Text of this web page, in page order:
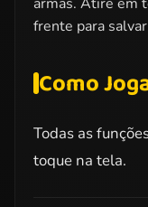
frente para
Como
Todas as
toque na tela.